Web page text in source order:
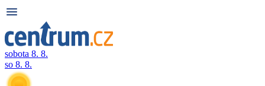
sobota 8. 8.
so 8. 8.